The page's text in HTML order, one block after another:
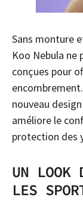
Sans monture
Koo Nebula ne
conçues pour
nouveau
améliore le
protection des
UN LOOK
LES